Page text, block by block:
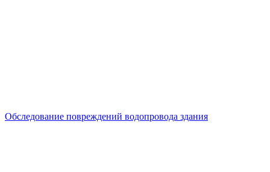
Обследование повреждений водопровода здания